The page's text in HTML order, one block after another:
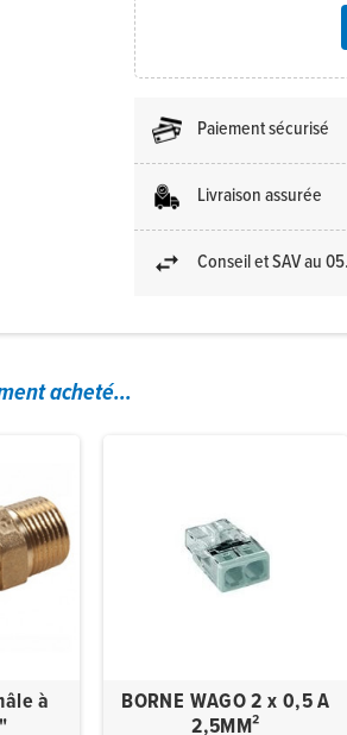
Paiement sécurisé
Livraison assurée
Conseil et SAV au
acheté...
à
BORNE WAGO 2 x 0,5 A
2,5MM²